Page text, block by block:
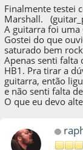
Finalmente testei
Marshall.
A guitarra foi uma
Gostei do que
saturado bem
Apenas senti falta
HB1. Pra tirar a
guitarra, então
e não senti falta
O que eu devo